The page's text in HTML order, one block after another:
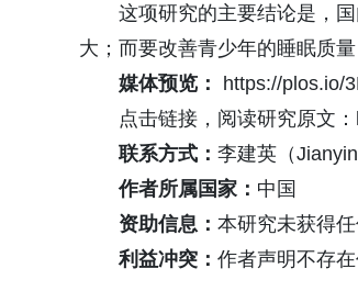
这项研究的主要结论是，
大；而要改善青少年的睡眠质
媒体预览：
https://plos.io/
点击链接，阅读研究原文
联系方式： 李建英（
作者所属国家： 中国
资助信息： 本研究未获得任
利益冲突： 作者声明不存在